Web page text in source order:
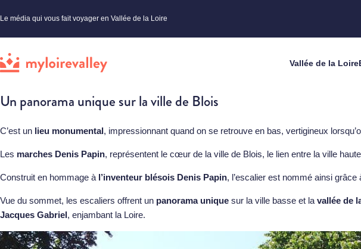
Le média qui vous fait voyager en Vallée de la Loire
Vallée de la Loire
Un panorama unique sur la ville de Blois
C’est un lieu monumental, impressionnant quand on se retrouve en bas, vertigineux
Les marches Denis Papin, représentent le cœur de la ville de Blois, le lien entre la ville
Construit en hommage à l’inventeur blésois Denis Papin, l’escalier est nommé ainsi
Vue du sommet, les escaliers offrent un panorama unique sur la ville basse et la vallée de
Jacques Gabriel, enjambant la Loire.